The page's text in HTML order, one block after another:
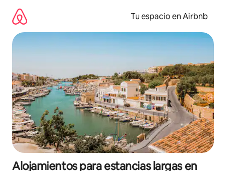
contenido
Tu espacio en Airbnb
Alojamientos para estancias largas en